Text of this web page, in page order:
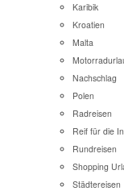
Karibik
Kroatien
Malta
Nachschlag
Polen
Radreisen
Reif für die
Rundreisen
Shopping
Städtereisen